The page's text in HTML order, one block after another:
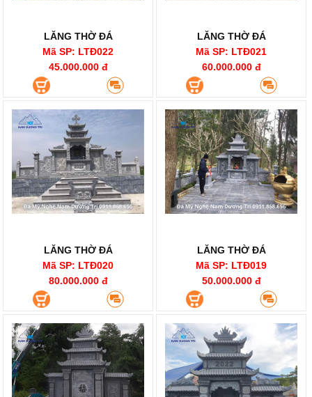
LĂNG THỜ ĐÁ
Mã SP: LTĐ022
45.000.000 đ
LĂNG THỜ ĐÁ
Mã SP: LTĐ021
60.000.000 đ
LĂNG THỜ ĐÁ
Mã SP: LTĐ020
80.000.000 đ
LĂNG THỜ ĐÁ
Mã SP: LTĐ019
50.000.000 đ